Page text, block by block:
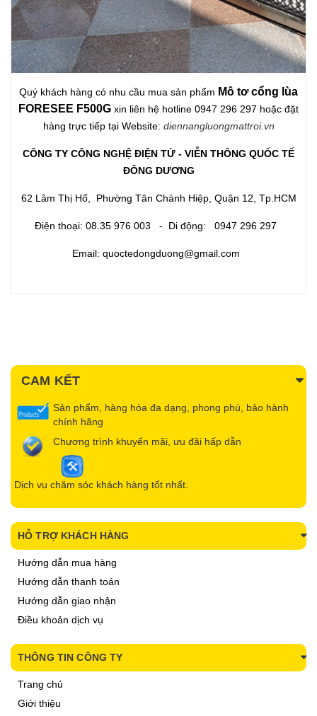
Quý khách hàng có nhu cầu mua sản phẩm Mô tơ cổng lùa
FORESEE F500G xin liên hệ hotline 0947 296 297 hoặc đặt
hàng trực tiếp tại Website: diennangluongmattroi.vn
CÔNG TY CÔNG NGHỆ ĐIỆN TỬ - VIỄN THÔNG QUỐC TẾ
ĐÔNG DƯƠNG
62 Lâm Thị Hố, Phường Tân Chánh Hiệp, Quận 12, Tp.HCM
Điện thoại: 08.35 976 003 - Di động: 0947 296 297
Email: quoctedongduong@gmail.com ​
CAM KẾT
Sản phẩm, hàng hóa đa dạng, phong phú, bảo hành
chính hãng
Chương trình khuyến mãi, ưu đãi hấp dẫn
Dịch vụ chăm sóc khách hàng tốt nhất.
HỖ TRỢ KHÁCH HÀNG
Hướng dẫn mua hàng
Hướng dẫn thanh toán
Hướng dẫn giao nhận
Điều khoản dịch vụ
THÔNG TIN CÔNG TY
Trang chủ
Giới thiệu